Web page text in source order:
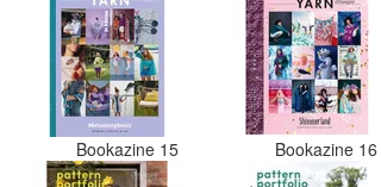
Bookazine 15 Bookazine 16